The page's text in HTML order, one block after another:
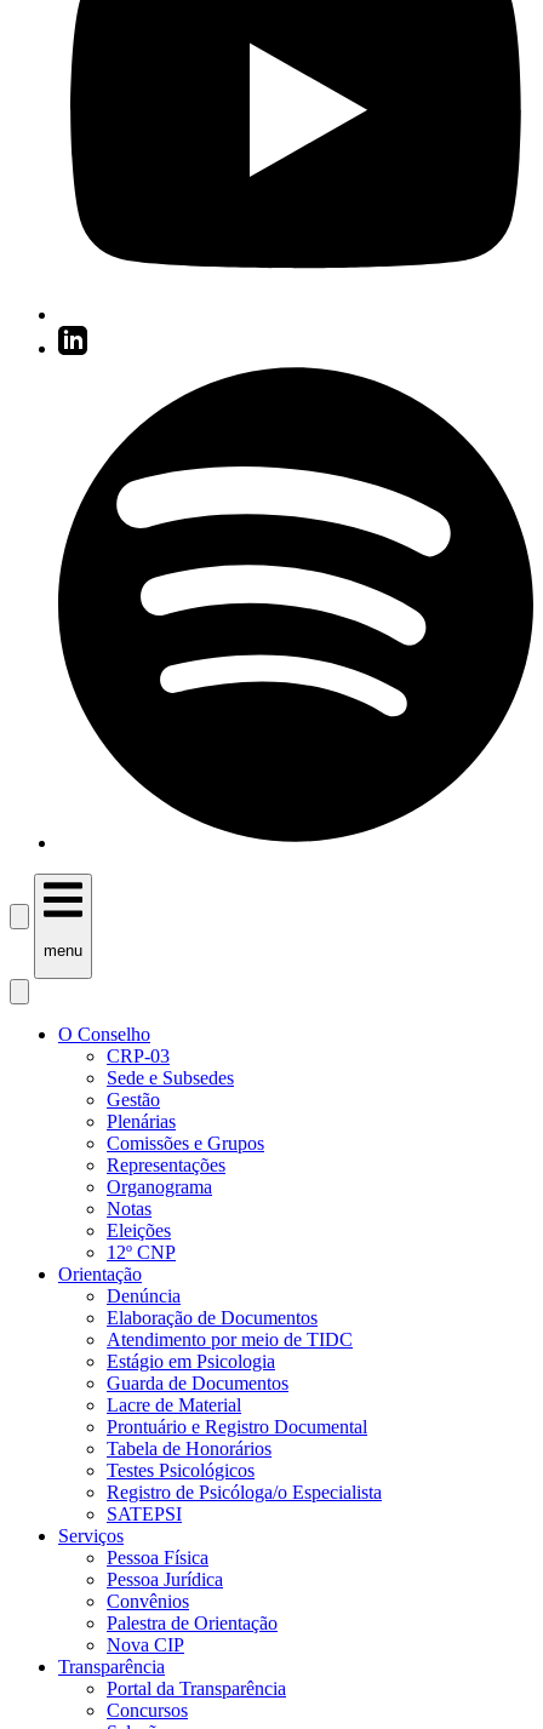
menu
O Conselho
CRP-03
Sede e Subsedes
Gestão
Plenárias
Comissões e Grupos
Representações
Organograma
Notas
Eleições
12º CNP
Orientação
Denúncia
Elaboração de Documentos
Atendimento por meio de TIDC
Estágio em Psicologia
Guarda de Documentos
Lacre de Material
Prontuário e Registro Documental
Tabela de Honorários
Testes Psicológicos
Registro de Psicóloga/o Especialista
SATEPSI
Serviços
Pessoa Física
Pessoa Jurídica
Convênios
Palestra de Orientação
Nova CIP
Transparência
Portal da Transparência
Concursos